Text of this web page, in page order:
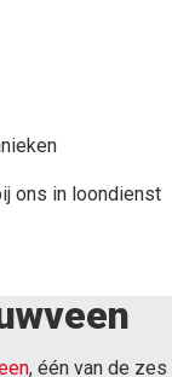
ons in loondienst
, één van de zes